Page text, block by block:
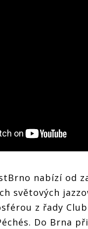
nabízí od
světových
z řady
Do Brna